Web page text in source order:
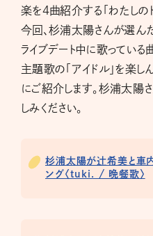
楽を4曲紹介する「わたしのド
今回、杉浦太陽さんが選ん
ライブデート中に歌っている
主題歌の「アイドル」を楽し
にご紹介します。杉浦太陽
しみください。
杉浦太陽が辻希美と車
ング〈tuki. / 晩餐歌〉